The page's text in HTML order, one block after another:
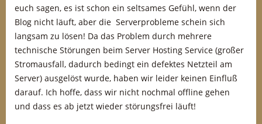
euch sagen, es ist schon ein seltsames Gefühl, wenn der
Blog nicht läuft, aber die Serverprobleme schein sich
langsam zu lösen! Da das Problem durch mehrere
technische Störungen beim Server Hosting Service (großer
Stromausfall, dadurch bedingt ein defektes Netzteil am
Server) ausgelöst wurde, haben wir leider keinen Einfluß
darauf. Ich hoffe, dass wir nicht nochmal offline gehen
und dass es ab jetzt wieder störungsfrei läuft!